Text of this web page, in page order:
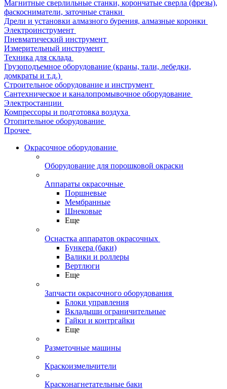
Магнитные сверлильные станки, корончатые сверла (фрезы),
фаскосниматели, заточные станки
Дрели и установки алмазного бурения, алмазные коронки
Электроинструмент
Пневматический инструмент
Измерительный инструмент
Техника для склада
Грузоподъемное оборудование (краны, тали, лебедки,
домкраты и т.д.)
Строительное оборудование и инструмент
Сантехническое и каналопромывочное оборудование
Электростанции
Компрессоры и подготовка воздуха
Отопительное оборудование
Прочее
Окрасочное оборудование
Оборудование для порошковой окраски
Аппараты окрасочные
Поршневые
Мембранные
Шнековые
Еще
Оснастка аппаратов окрасочных
Бункера (баки)
Валики и роллеры
Вертлюги
Еще
Запчасти окрасочного оборудования
Блоки управления
Вкладыши ограничительные
Гайки и контргайки
Еще
Разметочные машины
Краскоизмельчители
Красконагнетательные баки